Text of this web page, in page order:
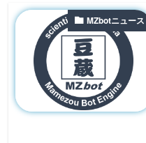
MZbotニュース